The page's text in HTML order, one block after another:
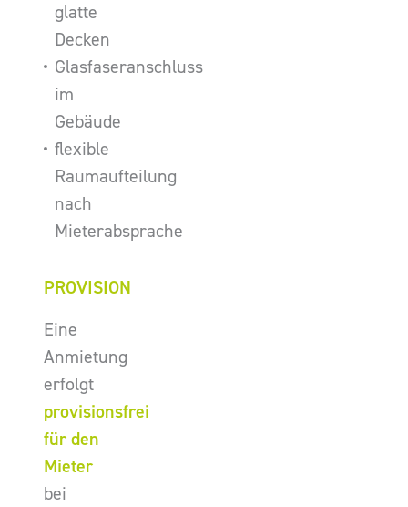
glatte
Decken
Glasfaseranschluss
im
Gebäude
flexible
Raumaufteilung
nach
Mieterabsprache
PROVISION
Eine
Anmietung
erfolgt
provisionsfrei
für den
Mieter
bei